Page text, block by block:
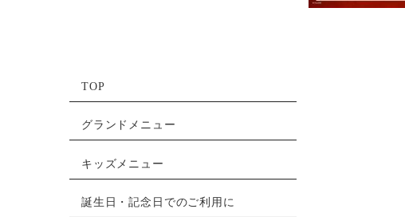
TOP
グランドメニュー
キッズメニュー
誕生日・記念日でのご利用に